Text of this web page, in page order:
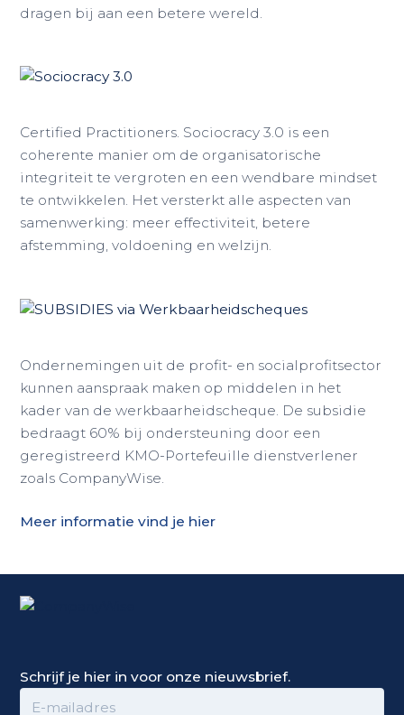
dragen bij aan een betere wereld.
Certified Practitioners. Sociocracy 3.0 is een
coherente manier om de organisatorische
integriteit te vergroten en een wendbare mindset
te ontwikkelen. Het versterkt alle aspecten van
samenwerking: meer effectiviteit, betere
afstemming, voldoening en welzijn.
Ondernemingen uit de profit- en socialprofitsector
kunnen aanspraak maken op middelen in het
kader van de werkbaarheidscheque. De subsidie
bedraagt 60% bij ondersteuning door een
geregistreerd KMO-Portefeuille dienstverlener
zoals CompanyWise.
Meer informatie vind je hier
Schrijf je hier in voor onze nieuwsbrief.